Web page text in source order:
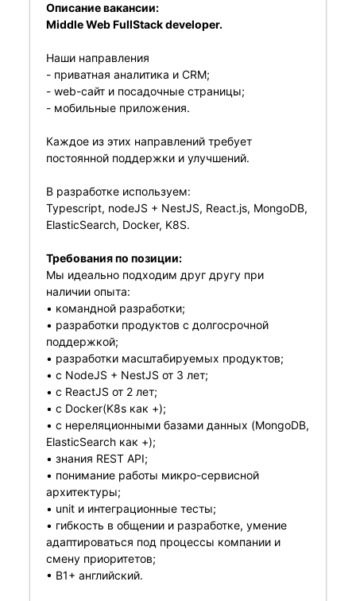
Описание вакансии:
Middle Web FullStack developer.
Наши направления
- приватная аналитика и CRM;
- web-сайт и посадочные страницы;
- мобильные приложения.
Каждое из этих направлений требует
постоянной поддержки и улучшений.
В разработке используем:
Typescript, nodeJS + NestJS, React.js, MongoDB,
ElasticSearch, Docker, K8S.
Требования по позиции:
Мы идеально подходим друг другу при
наличии опыта:
• командной разработки;
• разработки продуктов с долгосрочной
поддержкой;
• разработки масштабируемых продуктов;
• с NodeJS + NestJS от 3 лет;
• с ReactJS от 2 лет;
• с Docker(K8s как +);
• с нереляционными базами данных (MongoDB,
ElasticSearch как +);
• знания REST API;
• понимание работы микро-сервисной
архитектуры;
• unit и интеграционные тесты;
• гибкость в общении и разработке, умение
адаптироваться под процессы компании и
смену приоритетов;
• В1+ английский.